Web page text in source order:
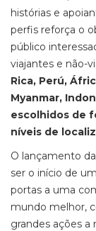
histórias e
perfis reforça o
público
viajantes e não-
Rica, Perú,
Myanmar,
escolhidos de
níveis de
O lançamento
ser o início de
portas a uma
mundo melhor,
grandes ações a